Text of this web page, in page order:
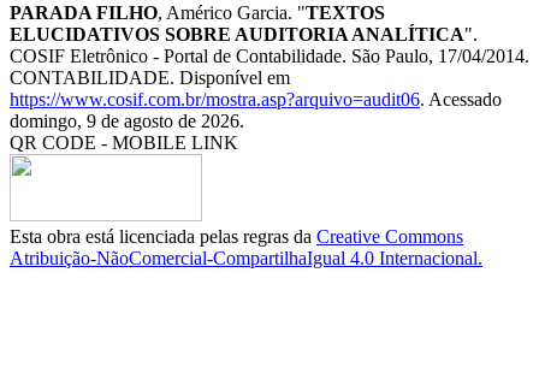
PARADA FILHO, Américo Garcia. "TEXTOS
ELUCIDATIVOS SOBRE AUDITORIA ANALÍTICA".
COSIF Eletrônico - Portal de Contabilidade. São Paulo, 17/04/2014.
CONTABILIDADE. Disponível em
https://www.cosif.com.br/mostra.asp?arquivo=audit06. Acessado
domingo, 9 de agosto de 2026.
QR CODE - MOBILE LINK
Esta obra está licenciada pelas regras da Creative Commons
Atribuição-NãoComercial-CompartilhaIgual 4.0 Internacional.